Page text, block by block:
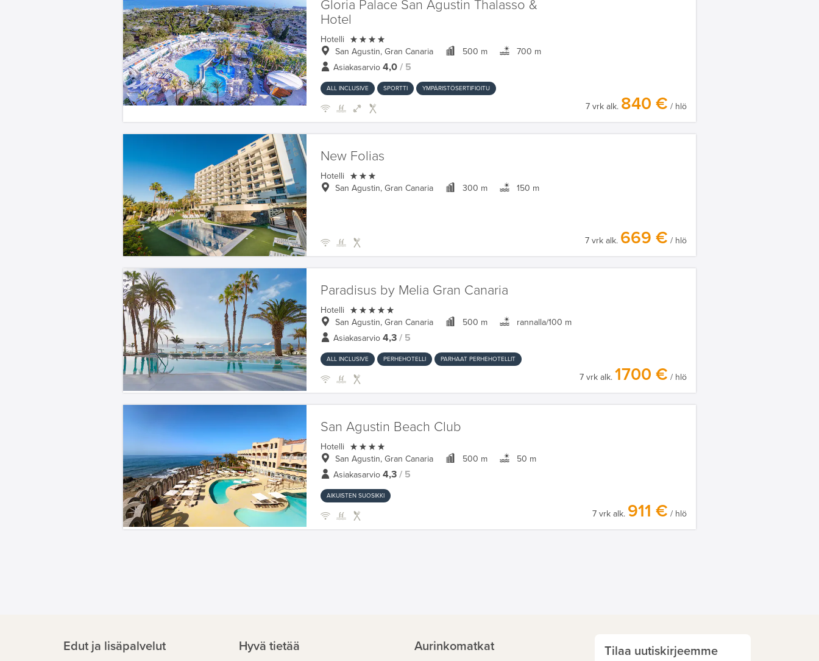
Gloria Palace San Agustin Thalasso &
Hotel
Hotelli 
San Agustin, Gran Canaria 500 m
700 m
Asiakasarvio 4,0/ 5
ALL INCLUSIVE SPORTTI YMPÄRISTÖSERTIFIOITU
7 vrk alk. 840 € / hlö
New Folias
Hotelli 
San Agustin, Gran Canaria 300 m 150 m
7 vrk alk. 669 € / hlö
Paradisus by Melia Gran Canaria
Hotelli 
San Agustin, Gran Canaria 500 m
rannalla/100 m
Asiakasarvio 4,3/ 5
ALL INCLUSIVE PERHEHOTELLI PARHAAT PERHEHOTELLIT
7 vrk alk. 1700 € / hlö
San Agustin Beach Club
Hotelli 
San Agustin, Gran Canaria 500 m
50 m
Asiakasarvio 4,3/ 5
AIKUISTEN SUOSIKKI
7 vrk alk. 911 € / hlö
Edut ja lisäpalvelut Hyvä tietää Aurinkomatkat Tilaa uutiskirjeemme